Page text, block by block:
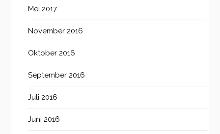
Mei 2017
November 2016
Oktober 2016
September 2016
Juli 2016
Juni 2016